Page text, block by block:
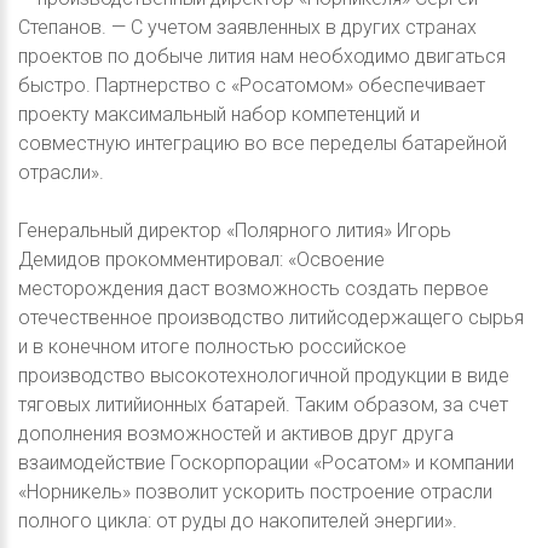
Степанов. — С учетом заявленных в других странах
проектов по добыче лития нам необходимо двигаться
быстро. Партнерство с «Росатомом» обеспечивает
проекту максимальный набор компетенций и
совместную интеграцию во все переделы батарейной
отрасли».
Генеральный директор «Полярного лития» Игорь
Демидов прокомментировал: «Освоение
месторождения даст возможность создать первое
отечественное производство литийсодержащего сырья
и в конечном итоге полностью российское
производство высокотехнологичной продукции в виде
тяговых литийионных батарей. Таким образом, за счет
дополнения возможностей и активов друг друга
взаимодействие Госкорпорации «Росатом» и компании
«Норникель» позволит ускорить построение отрасли
полного цикла: от руды до накопителей энергии».